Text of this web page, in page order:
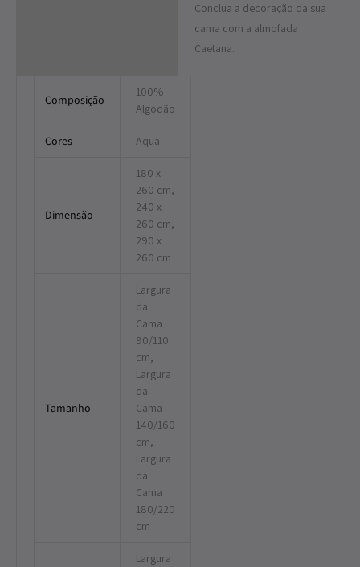
Conclua a decoração da sua
cama com a almofada
Caetana.
Composição
100%
Algodão
Cores Aqua
Dimensão
180 x
260 cm,
240 x
260 cm,
290 x
260 cm
Tamanho
Largura
da
Cama
90/110
cm,
Largura
da
Cama
140/160
cm,
Largura
da
Cama
180/220
cm
Largura